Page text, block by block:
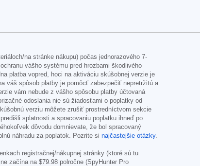
na stránke nákupu) počas jednorazového 7-
vášho systému pred hrozbami škodlivého
platba vopred, hoci na aktiváciu skúšobnej verzie je
váš spôsob platby je pomôcť zabezpečiť nepretržitú a
vám nebude z vášho spôsobu platby účtovaná
odoslania nie sú žiadosťami o poplatky od
verziu môžete zrušiť prostredníctvom sekcie
splatnosti a spracovaniu poplatku ihneď po
dôvodu domnievate, že bol spracovaný
náhradu za poplatok. Pozrite si najčastejšie otázky.
registračnej/nákupnej stránky (ktoré sú tu
začína na $79.98 polročne (SpyHunter Pro